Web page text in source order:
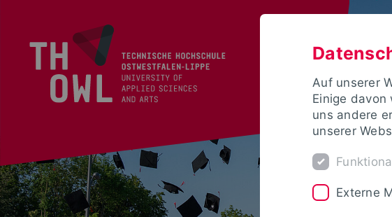
Auf unserer
Einige
uns andere
unserer
Externe